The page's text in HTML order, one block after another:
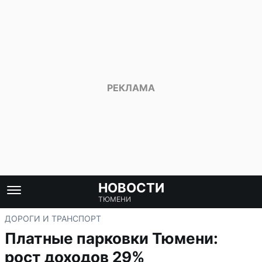
НОВОСТИ
ТЮМЕНИ
ДОРОГИ И ТРАНСПОРТ
Платные парковки Тюмени:
рост доходов 29%